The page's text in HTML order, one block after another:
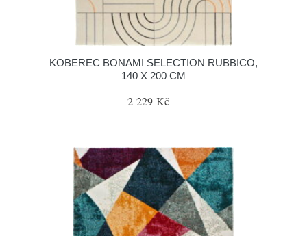
KOBEREC BONAMI SELECTION RUBBICO,
140 X 200 CM
2 229 Kč